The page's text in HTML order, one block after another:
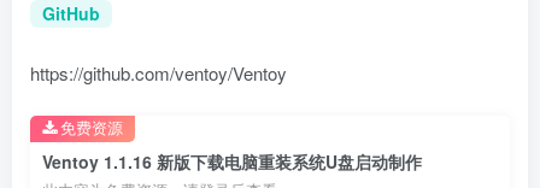
GitHub
https://github.com/ventoy/Ventoy
Ventoy 1.1.16 新版下载电脑重装系统U盘启动制作
免费资源